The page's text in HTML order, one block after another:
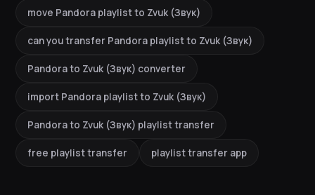
move Pandora playlist to Zvuk (Звук)
can you transfer Pandora playlist to Zvuk (Звук)
Pandora to Zvuk (Звук) converter
import Pandora playlist to Zvuk (Звук)
Pandora to Zvuk (Звук) playlist transfer
free playlist transfer playlist transfer app